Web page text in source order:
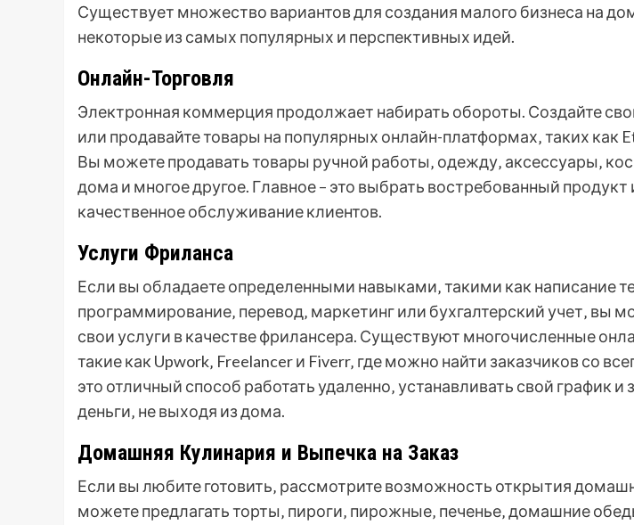
Существует множество вариантов для создания малого бизнеса на
некоторые из самых популярных и перспективных идей.
Онлайн-Торговля
Электронная коммерция продолжает набирать обороты. Создайте
или продавайте товары на популярных онлайн-платформах‚ таких как
Вы можете продавать товары ручной работы‚ одежду‚ аксессуары‚
дома и многое другое. Главное – это выбрать востребованный продукт
качественное обслуживание клиентов.
Услуги Фриланса
Если вы обладаете определенными навыками‚ такими как написание
программирование‚ перевод‚ маркетинг или бухгалтерский учет‚ вы
свои услуги в качестве фрилансера. Существуют многочисленные
такие как Upwork‚ Freelancer и Fiverr‚ где можно найти заказчиков со
это отличный способ работать удаленно‚ устанавливать свой график и
деньги‚ не выходя из дома.
Домашняя Кулинария и Выпечка на Заказ
Если вы любите готовить‚ рассмотрите возможность открытия
можете предлагать торты‚ пироги‚ пирожные‚ печенье‚ домашние